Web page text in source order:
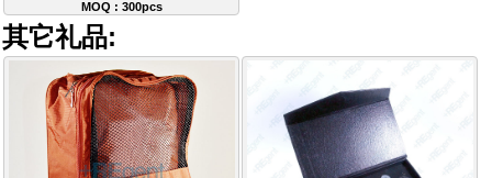
MOQ : 300pcs
其它礼品: